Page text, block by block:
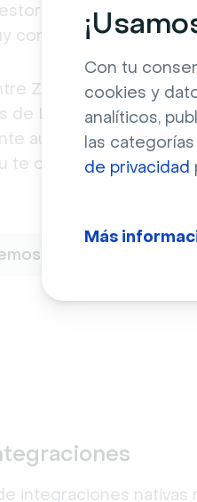
Con tu
cookies y
analíticos,
las
de privacidad
Más
te permite enviar
conveniente para las
Zoom y Livestorm
de Livestorm pueden
automatizados,
te centras en otras
integraciones nativas